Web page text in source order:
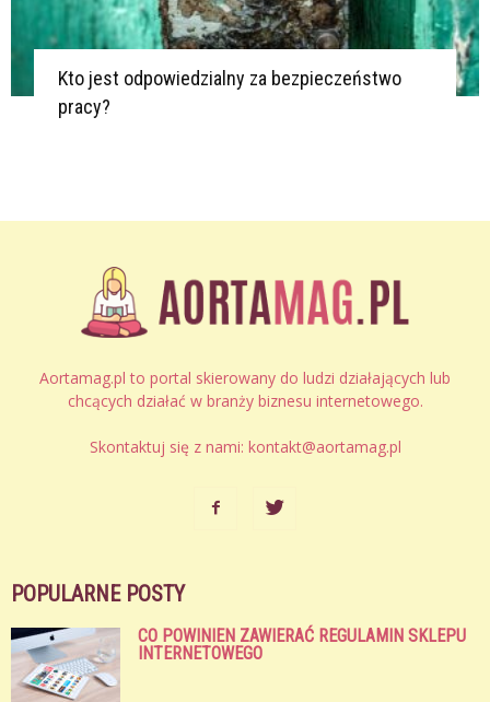
Kto jest odpowiedzialny za bezpieczeństwo
pracy?
Aortamag.pl to portal skierowany do ludzi działających lub
chcących działać w branży biznesu internetowego.
Skontaktuj się z nami: kontakt@aortamag.pl
POPULARNE POSTY
CO POWINIEN ZAWIERAĆ REGULAMIN SKLEPU
INTERNETOWEGO